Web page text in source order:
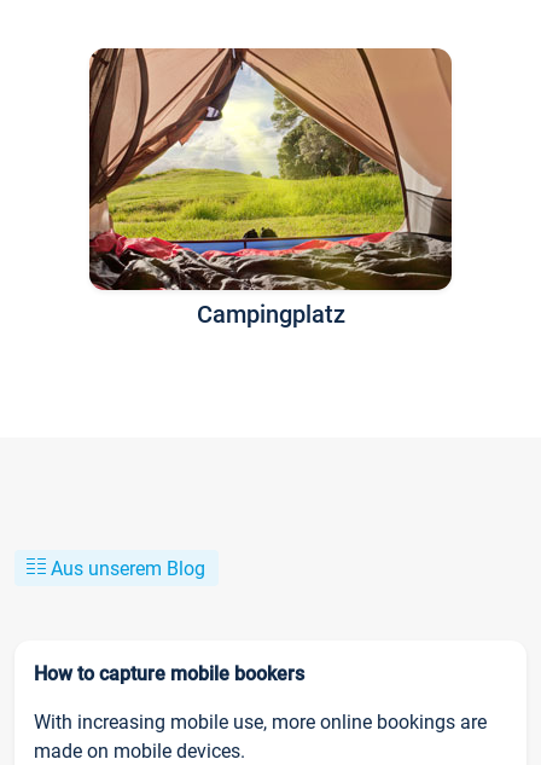
Campingplatz
Aus unserem Blog
How to capture mobile bookers
With increasing mobile use, more online bookings are
made on mobile devices.